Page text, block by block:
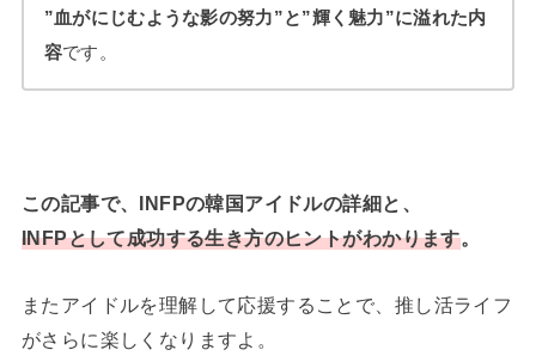
”血がにじむような影の努力”と”輝く魅力”に溢れた内
容です。
この記事で、INFPの韓国アイドルの詳細と、
INFPとして成功する生き方のヒントがわかります。
またアイドルを理解して応援することで、推し活ライフ
がさらに楽しくなりますよ。